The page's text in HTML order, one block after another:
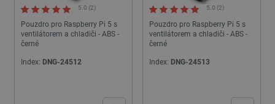
Pouzdro pro Raspberry Pi 5 s
ventilátorem a chladiči - ABS -
černé
5.0 (2)
Index: DNG-24512
Pouzdro pro Raspberry Pi 5 s
ventilátorem a chladiči - ABS -
černé
5.0 (2)
Index: DNG-24513